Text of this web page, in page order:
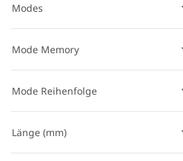
Modes
Mode Memory
Mode Reihenfolge
Länge (mm)